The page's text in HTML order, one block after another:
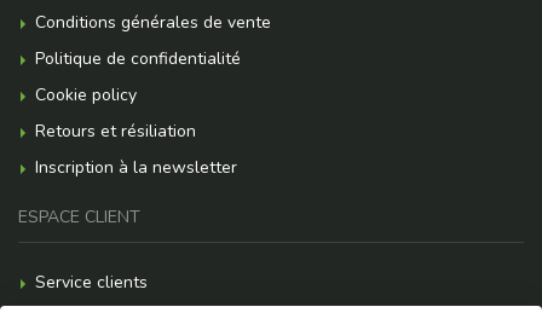
Conditions générales de vente
Politique de confidentialité
Cookie policy
Retours et résiliation
Inscription à la newsletter
ESPACE CLIENT
Service clients